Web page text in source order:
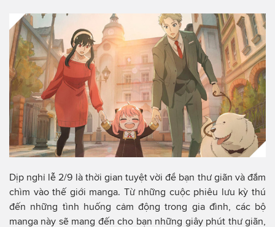
Dịp nghỉ lễ 2/9 là thời gian tuyệt vời để bạn thư giãn và đắm
chìm vào thế giới manga. Từ những cuộc phiêu lưu kỳ thú
đến những tình huống cảm động trong gia đình, các bộ
manga này sẽ mang đến cho bạn những giây phút thư giãn,